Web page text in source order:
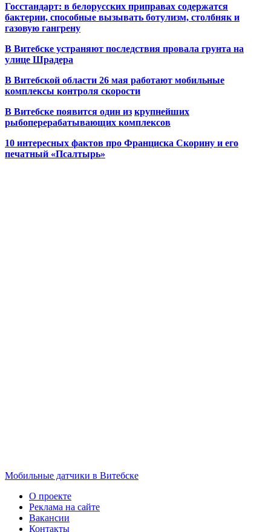
Госстандарт: в белорусских приправах содержатся
бактерии, способные вызывать ботулизм, столбняк и
газовую гангрену
В Витебске устраняют последствия провала грунта на
улице Шрадера
В Витебской области 26 мая работают мобильные
комплексы контроля скорости
В Витебске появится один из крупнейших
рыбоперерабатывающих комплексов
10 интересных фактов про Франциска Скорину и его
печатный «Псалтырь»
Мобильные датчики в Витебске
О проекте
Реклама на сайте
Вакансии
Контакты